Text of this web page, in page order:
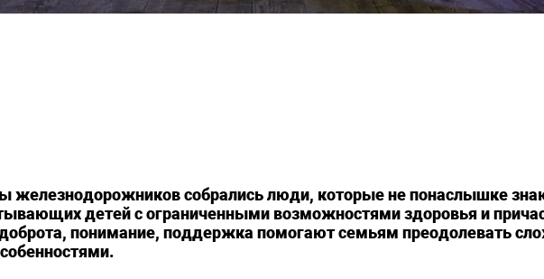
железнодорожников собрались люди, которые не понаслышке
детей с ограниченными возможностями здоровья и
понимание, поддержка помогают семьям преодолевать